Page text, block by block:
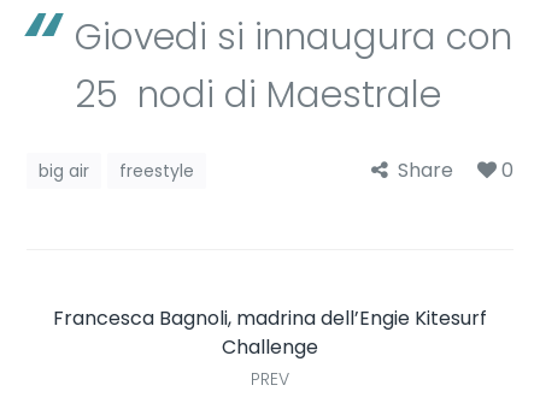
Giovedi si innaugura con
25 nodi di Maestrale
big air freestyle Share 0
Francesca Bagnoli, madrina dell’Engie Kitesurf
Challenge
PREV